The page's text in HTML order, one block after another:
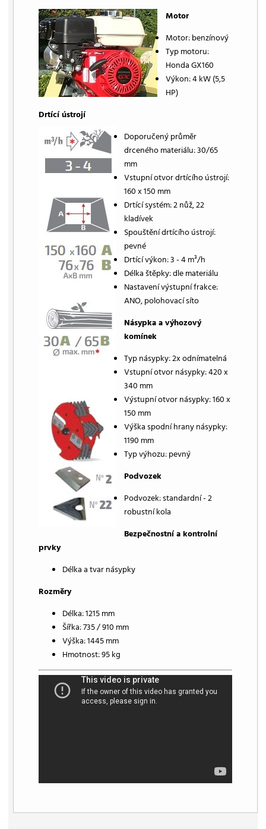
Motor
Motor: benzínový
Typ motoru:
Honda GX160
Výkon: 4 kW (5,5
HP)
Drtící ústrojí
Doporučený průměr
drceného materiálu: 30/65
mm
Vstupní otvor drtícího ústrojí:
160 x 150 mm
Drtící systém: 2 nůž, 22
kladívek
Spouštění drtícího ústrojí:
pevné
Drtící výkon: 3 - 4 m³/h
Délka štěpky: dle materiálu
Nastavení výstupní frakce:
ANO, polohovací síto
Násypka a výhozový
komínek
Typ násypky: 2x odnímatelná
Vstupní otvor násypky: 420 x
340 mm
Výstupní otvor násypky: 160 x
150 mm
Výška spodní hrany násypky:
1190 mm
Typ výhozu: pevný
Podvozek
Podvozek: standardní - 2
robustní kola
Bezpečnostní a kontrolní
prvky
Délka a tvar násypky
Rozměry
Délka: 1215 mm
Šířka: 735 / 910 mm
Výška: 1445 mm
Hmotnost: 95 kg